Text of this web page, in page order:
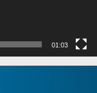
01:03